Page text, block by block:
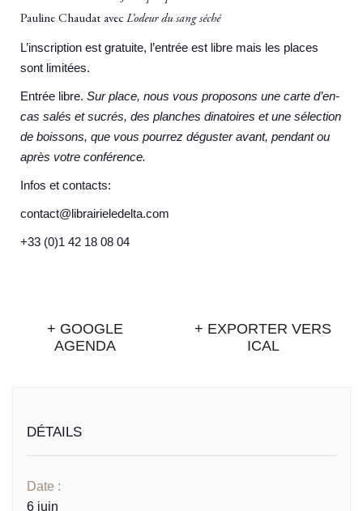
Pauline Chaudat avec L’odeur du sang séché
L’inscription est gratuite, l’entrée est libre mais les places
sont limitées.
Entrée libre. Sur place, nous vous proposons une carte d’en-
cas salés et sucrés, des planches dinatoires et une sélection
de boissons, que vous pourrez déguster avant, pendant ou
après votre conférence.
Infos et contacts:
contact@librairieledelta.com
+33 (0)1 42 18 08 04
+ GOOGLE
AGENDA
+ EXPORTER VERS
ICAL
DÉTAILS
Date :
6 juin